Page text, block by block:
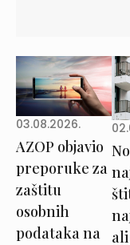
03.08.2026.
AZOP objavio
preporuke za
zaštitu
osobnih
podataka na